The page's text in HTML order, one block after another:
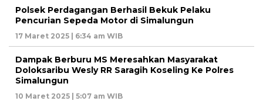
Polsek Perdagangan Berhasil Bekuk Pelaku
Pencurian Sepeda Motor di Simalungun
17 Maret 2025 | 6:34 am WIB
Dampak Berburu MS Meresahkan Masyarakat
Doloksaribu Wesly RR Saragih Koseling Ke Polres
Simalungun
10 Maret 2025 | 5:07 am WIB